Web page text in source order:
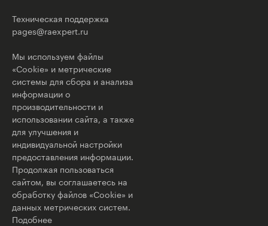
Техническая поддержка
pages@raexpert.ru
Мы используем файлы
«Cookie» и метрические
системы для сбора и анализа
информации о
производительности и
использовании сайта, а также
для улучшения и
индивидуальной настройки
предоставления информации.
Продолжая пользоваться
сайтом, вы соглашаетесь на
обработку файлов «Cookie» и
данных метрических систем.
Подобнее